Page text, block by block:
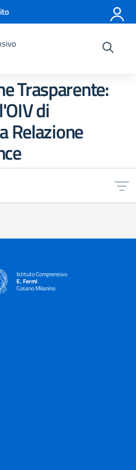
Trasparente:
di
Relazione
Istituto Comprensivo
E. Fermi
Cusano Milanino